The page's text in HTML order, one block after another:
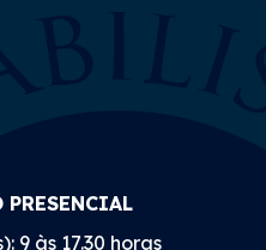
9 às 17.30 horas